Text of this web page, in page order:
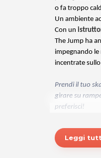
o fa troppo
Un ambiente
Con un
The Jump ha
impegnando
incentrate
Prendi il tuo
girare su
preferisci!
Maggiori
Leggi